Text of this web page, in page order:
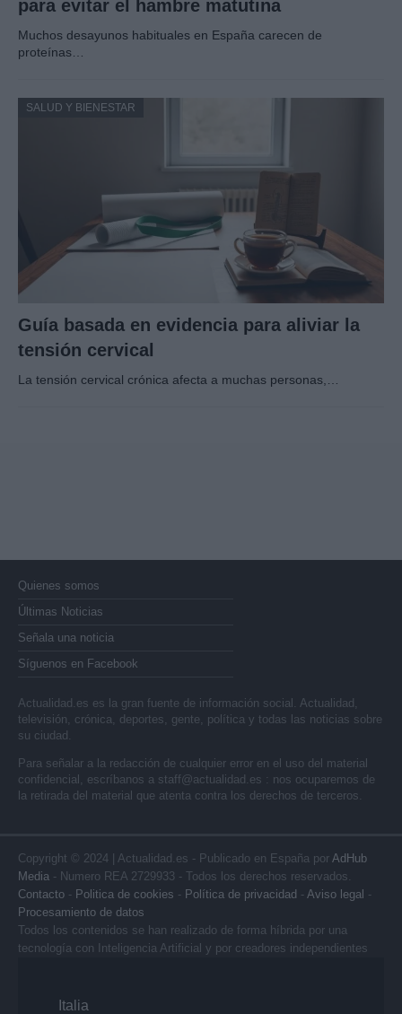
para evitar el hambre matutina
Muchos desayunos habituales en España carecen de
proteínas…
SALUD Y BIENESTAR
Guía basada en evidencia para aliviar la
tensión cervical
La tensión cervical crónica afecta a muchas personas,…
Quienes somos
Últimas Noticias
Señala una noticia
Síguenos en Facebook
Actualidad.es es la gran fuente de información social. Actualidad,
televisión, crónica, deportes, gente, política y todas las noticias sobre
su ciudad.
Para señalar a la redacción de cualquier error en el uso del material
confidencial, escríbanos a staff@actualidad.es : nos ocuparemos de
la retirada del material que atenta contra los derechos de terceros.
Copyright © 2024 | Actualidad.es - Publicado en España por AdHub
Media - Numero REA 2729933 - Todos los derechos reservados.
Contacto - Politica de cookies - Política de privacidad - Aviso legal -
Procesamiento de datos
Todos los contenidos se han realizado de forma híbrida por una
tecnología con Inteligencia Artificial y por creadores independientes
Italia